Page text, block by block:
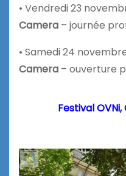
• Vendredi 23
Camera – journée
• Samedi 24
Camera – ouverture
Festival